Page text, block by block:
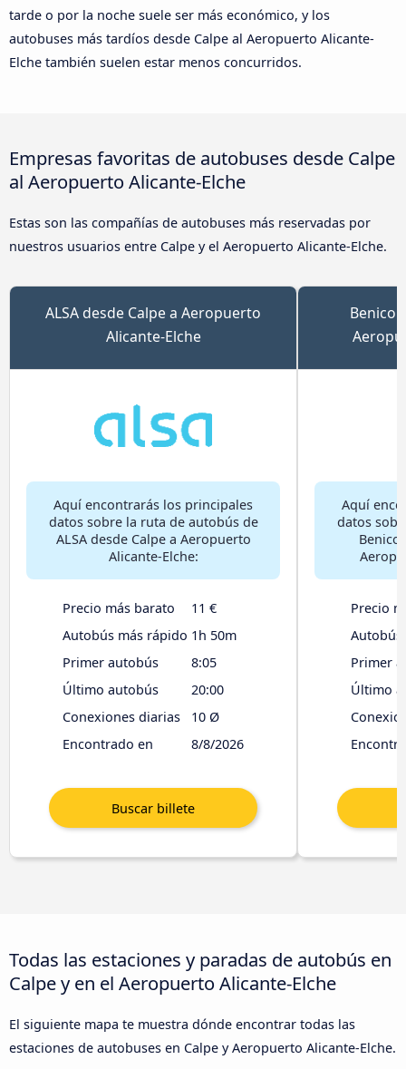
tarde o por la noche suele ser más económico, y los
autobuses más tardíos desde Calpe al Aeropuerto Alicante-
Elche también suelen estar menos concurridos.
Empresas favoritas de autobuses desde Calpe
al Aeropuerto Alicante-Elche
Estas son las compañías de autobuses más reservadas por
nuestros usuarios entre Calpe y el Aeropuerto Alicante-Elche.
ALSA desde Calpe a Aeropuerto
Alicante-Elche
Aquí encontrarás los principales
datos sobre la ruta de autobús de
ALSA desde Calpe a Aeropuerto
Alicante-Elche:
Precio más barato
11 €
Autobús más rápido 1h 50m
Primer autobús
8:05
Último autobús
20:00
Conexiones diarias
10 Ø
Encontrado en
8/8/2026
Aquí
datos
Precio
Primer
Último
Todas las estaciones y paradas de autobús en
Calpe y en el Aeropuerto Alicante-Elche
El siguiente mapa te muestra dónde encontrar todas las
estaciones de autobuses en Calpe y Aeropuerto Alicante-Elche.